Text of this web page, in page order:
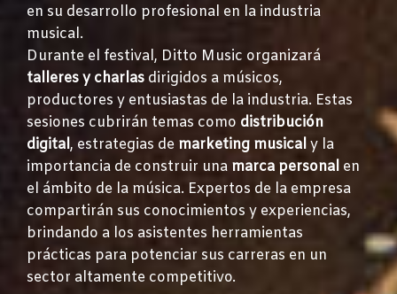
en su desarrollo profesional en la industria
musical.
Durante el festival, Ditto Music organizará
talleres y charlas dirigidos a músicos,
productores y entusiastas de la industria. Estas
sesiones cubrirán temas como distribución
digital, estrategias de marketing musicaly la
importancia de construir una marca personal en
el ámbito de la música. Expertos de la empresa
compartirán sus conocimientos y experiencias,
brindando a los asistentes herramientas
prácticas para potenciar sus carreras en un
sector altamente competitivo.